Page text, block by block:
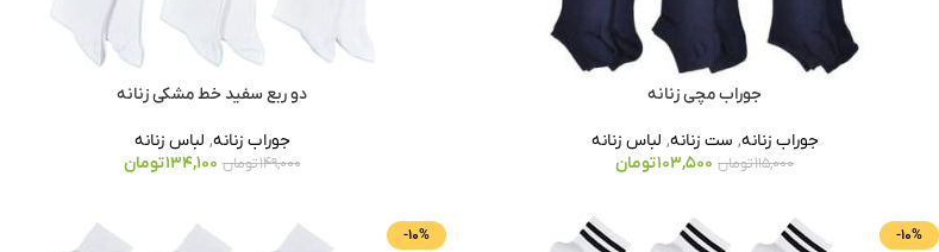
جوراب مچی زنانه
جوراب زنانه, ست زنانه, لباس زنانه
115,000تومان 103,500تومان
دو ربع سفید خط مشکی زنانه
جوراب زنانه, لباس زنانه
149,000تومان 134,100تومان
-10%
-10%